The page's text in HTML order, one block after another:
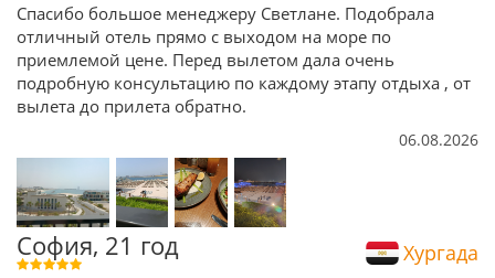
Спасибо большое менеджеру Светлане. Подобрала
отличный отель прямо с выходом на море по
приемлемой цене. Перед вылетом дала очень
подробную консультацию по каждому этапу отдыха , от
вылета до прилета обратно.
06.08.2026
София, 21 год Хургада